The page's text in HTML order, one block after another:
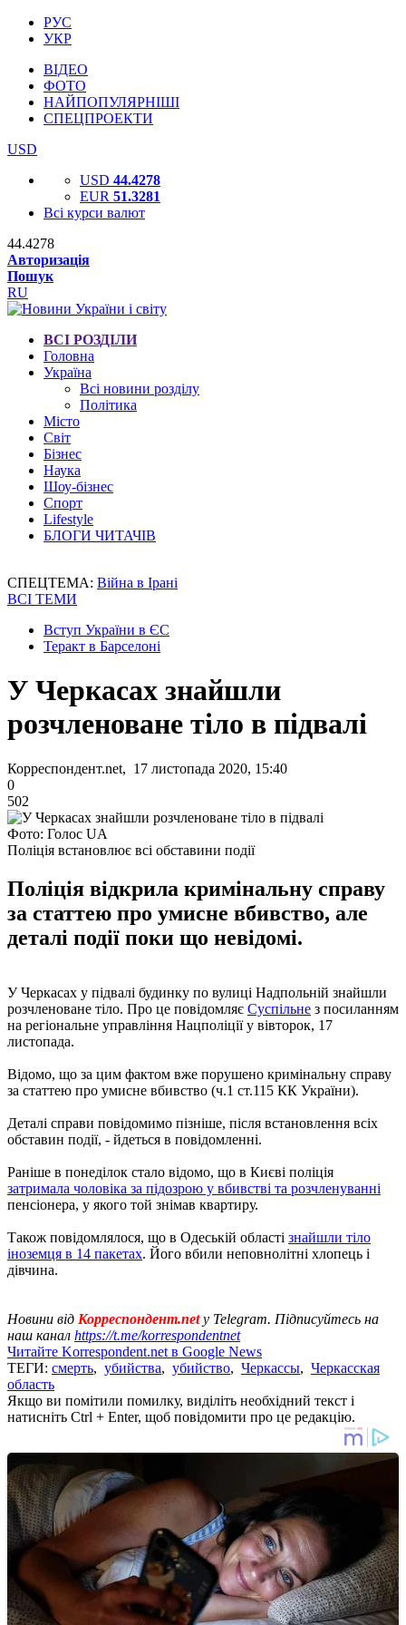
РУС
УКР
ВІДЕО
ФОТО
НАЙПОПУЛЯРНІШІ
СПЕЦПРОЕКТИ
USD
USD 44.4278
EUR 51.3281
Всі курси валют
44.4278
Авторизація
Пошук
RU
ВСІ РОЗДІЛИ
Головна
Україна
Всі новини розділу
Політика
Місто
Світ
Бізнес
Наука
Шоу-бізнес
Спорт
Lifestyle
БЛОГИ ЧИТАЧІВ
СПЕЦТЕМА: Війна в Ірані
ВСІ ТЕМИ
Вступ України в ЄС
Теракт в Барселоні
У Черкасах знайшли
розчленоване тіло в підвалі
Корреспондент.net, 17 листопада 2020, 15:40
0
502
Фото: Голос UA
Поліція встановлює всі обставини події
Поліція відкрила кримінальну справу
за статтею про умисне вбивство, але
деталі події поки що невідомі.
У Черкасах у підвалі будинку по вулиці Надпольній знайшли
розчленоване тіло. Про це повідомляє Суспільне з посиланням
на регіональне управління Нацполіції у вівторок, 17
листопада.
Відомо, що за цим фактом вже порушено кримінальну справу
за статтею про умисне вбивство (ч.1 ст.115 КК України).
Деталі справи повідомимо пізніше, після встановлення всіх
обставин події, - йдеться в повідомленні.
Раніше в понеділок стало відомо, що в Києві поліція
затримала чоловіка за підозрою у вбивстві та розчленуванні
пенсіонера, у якого той знімав квартиру.
Також повідомлялося, що в Одеській області знайшли тіло
іноземця в 14 пакетах. Його вбили неповнолітні хлопець і
дівчина.
Новини від Корреспондент.netу Telegram. Підписуйтесь на
наш канал https://t.me/korrespondentnet
Читайте Korrespondent.net в Google News
ТЕГИ: смерть, убийства, убийство, Черкассы, Черкасская
область
Якщо ви помітили помилку, виділіть необхідний текст і
натисніть Ctrl + Enter, щоб повідомити про це редакцію.